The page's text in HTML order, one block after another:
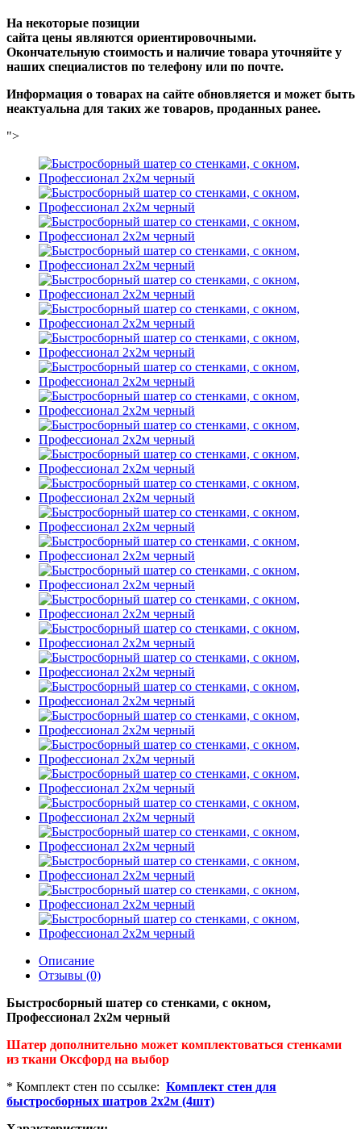
На некоторые позиции
сайта цены являются ориентировочными.
Окончательную стоимость и наличие товара уточняйте у
наших специалистов по телефону или по почте.
Информация о товарах на сайте обновляется и может быть
неактуальна для таких же товаров, проданных ранее.
">
Описание
Отзывы (0)
Быстросборный шатер со стенками, с окном,
Профессионал 2х2м черный
Шатер дополнительно может комплектоваться стенками
из ткани Оксфорд на выбор
* Комплект стен по ссылке: Комплект стен для
быстросборных шатров 2х2м (4шт)